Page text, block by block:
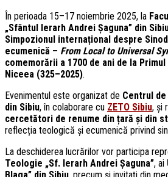
În perioada 15–17 noiembrie 2025, la
„Sfântul Ierarh Andrei Șaguna” din
Simpozionul internațional despre
ecumenică – From Local to Universal
comemorării a 1700 de ani de la
Niceea (325–2025).
Evenimentul este organizat de Centrul
din Sibiu, în colaborare cu ZETO Sibiu, și
cercetători de renume din țară și din
reflecția teologică și ecumenică privind
La deschiderea lucrărilor vor participa
Teologie „Sf. Ierarh Andrei Șaguna”, ai